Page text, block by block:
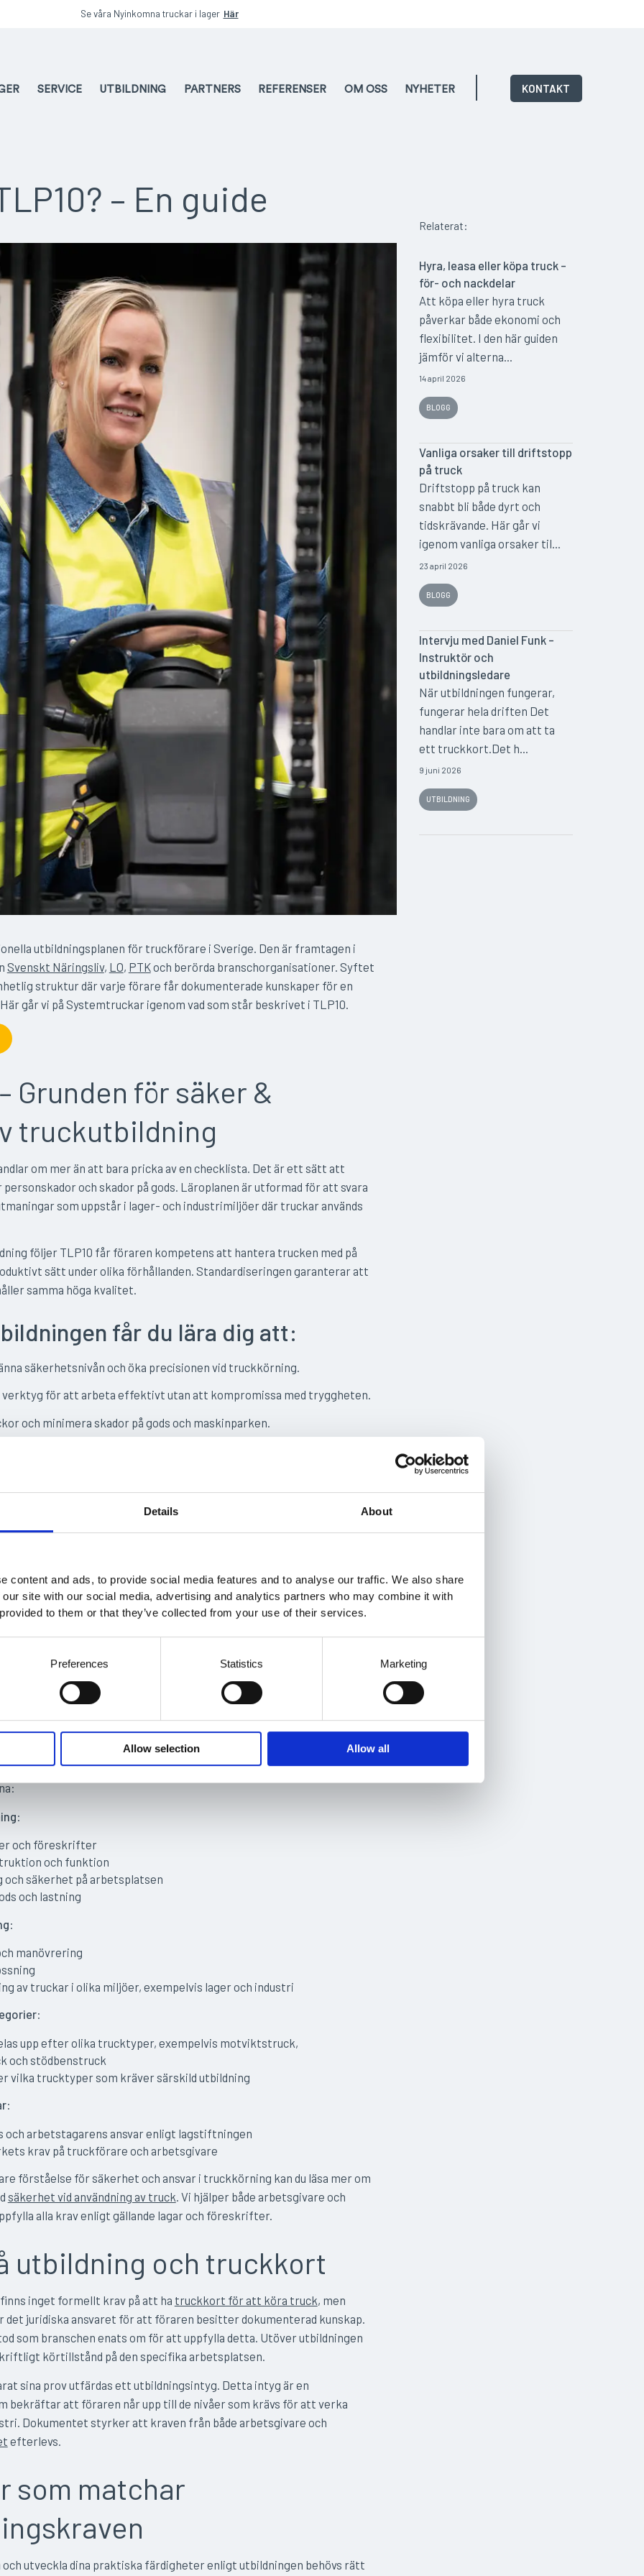
Details About
content and ads, to provide social media features and to analyse our traffic. We also share
site with our social media, advertising and analytics partners who may combine it with
to them or that they’ve collected from your use of their services.
Preferences Statistics Marketing
Allow selection Allow all
Se våra Nyinkomna truckar i lager Här
SERVICE UTBILDNING PARTNERS REFERENSER OM OSS NYHETER KONTAKT
– En guide
utbildningsplanen för truckförare i Sverige. Den är framtagen i
Svenskt Näringsliv, LO, PTKoch berörda branschorganisationer. Syftet
struktur där varje förare får dokumenterade kunskaper för en
går vi på Systemtruckar igenom vad som står beskrivet i TLP10.
Grunden för säker &
truckutbildning
om mer än att bara pricka av en checklista. Det är ett sätt att
och skador på gods. Läroplanen är utformad för att svara
som uppstår i lager- och industrimiljöer där truckar används
följer TLP10 får föraren kompetens att hantera trucken med på
sätt under olika förhållanden. Standardiseringen garanterar att
samma höga kvalitet.
får du lära dig att:
säkerhetsnivån och öka precisionen vid truckkörning.
för att arbeta effektivt utan att kompromissa med tryggheten.
och minimera skador på gods och maskinparken.
enligt TLP10 är det mest erkända sättet att styrka sin kompetens.
Föraren lär sig att manövrera trucken, samtidigt som de får
undviker risker och olyckor i arbetet.
standard får alla förare samma grund att stå på. Det handlar om att
läroplanen TLP10 och du får den kunskap och erfarenhet som
truckar på ett säkert och effektivt sätt.
beskrivet i TLP10?
delar som ingår i en komplett truckförarutbildning. Här är några av de
:
och föreskrifter
och funktion
och säkerhet på arbetsplatsen
och lastning
:
manövrering
av truckar i olika miljöer, exempelvis lager och industri
:
upp efter olika trucktyper, exempelvis motviktstruck,
och stödbenstruck
vilka trucktyper som kräver särskild utbildning
:
och arbetstagarens ansvar enligt lagstiftningen
krav på truckförare och arbetsgivare
förståelse för säkerhet och ansvar i truckkörning kan du läsa mer om
säkerhet vid användning av truck. Vi hjälper både arbetsgivare och
alla krav enligt gällande lagar och föreskrifter.
utbildning och truckkort
inget formellt krav på att ha truckkort för att köra truck, men
det juridiska ansvaret för att föraren besitter dokumenterad kunskap.
som branschen enats om för att uppfylla detta. Utöver utbildningen
körtillstånd på den specifika arbetsplatsen.
sina prov utfärdas ett utbildningsintyg. Detta intyg är en
bekräftar att föraren når upp till de nivåer som krävs för att verka
Dokumentet styrker att kraven från både arbetsgivare och
efterlevs.
som matchar
och utveckla dina praktiska färdigheter enligt utbildningen behövs rätt
Relaterat:
Hyra, leasa eller köpa truck –
för- och nackdelar
Att köpa eller hyra truck
påverkar både ekonomi och
flexibilitet. I den här guiden
jämför vi alterna...
14 april 2026
BLOGG
Vanliga orsaker till driftstopp
på truck
Driftstopp på truck kan
snabbt bli både dyrt och
tidskrävande. Här går vi
igenom vanliga orsaker til...
23 april 2026
BLOGG
Intervju med Daniel Funk –
Instruktör och
utbildningsledare
När utbildningen fungerar,
fungerar hela driften Det
handlar inte bara om att ta
ett truckkort.Det h...
9 juni 2026
UTBILDNING